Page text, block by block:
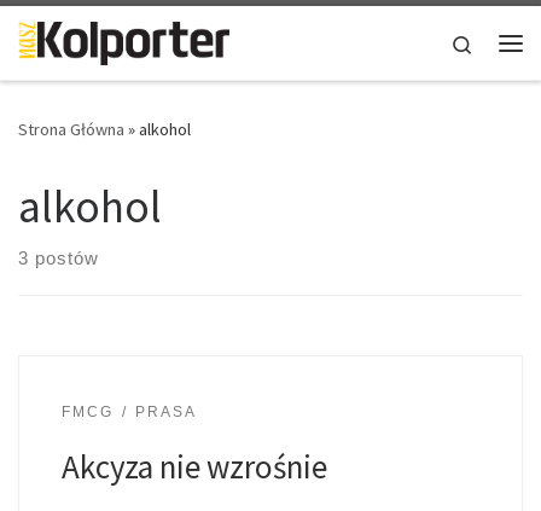
Skip to content
Search
Strona Główna »alkohol
alkohol
3 postów
FMCG PRASA
Akcyza nie wzrośnie